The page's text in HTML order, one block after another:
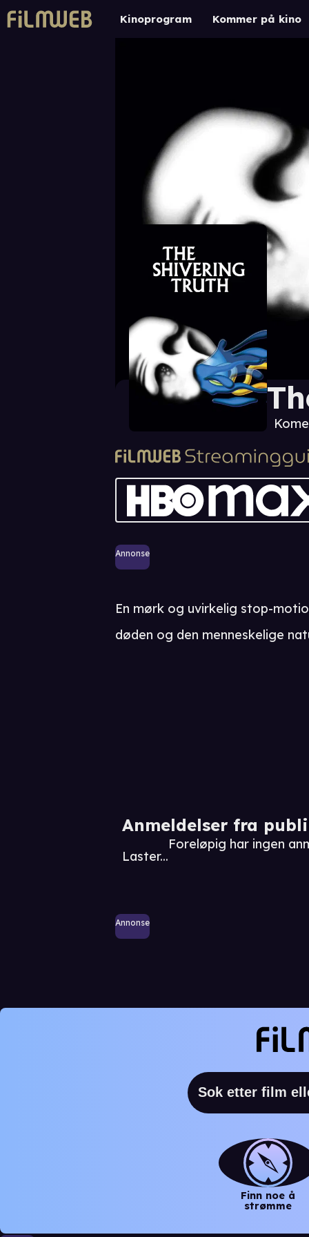
Kinoprogram Kommer på kino
Annonse
Anmeldelser fra
Laster...
Foreløpig har ingen
Annonse
En mørk og uvirkelig stop-
døden og den menneskelige
Finn noe å
strømme